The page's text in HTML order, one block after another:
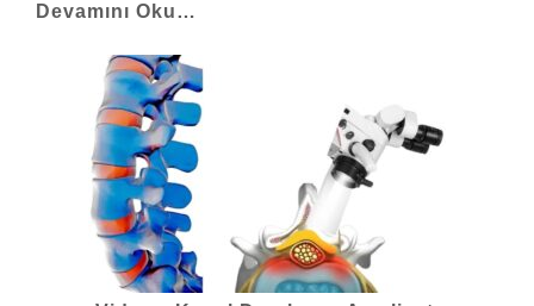
Devamını Oku…